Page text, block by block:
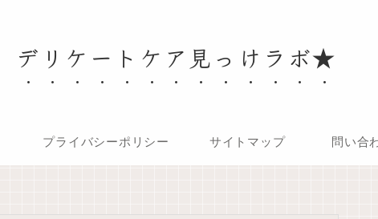
デリケートケア見っけラボ★
プライバシーポリシー サイトマップ 問い合